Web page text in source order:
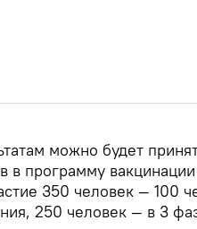
можно будет
в программу
350 человек — 100
250 человек — в 3